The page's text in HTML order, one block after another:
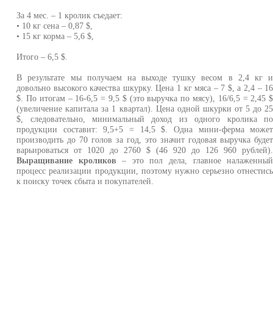
За 4 мес. – 1 кролик съедает:
• 10 кг сена – 0,87 $,
• 15 кг корма – 5,6 $,
Итого – 6,5 $.
В результате мы получаем на выходе тушку весом в 2,4 кг и
довольно высокого качества шкурку. Цена 1 кг мяса – 7 $, а 2,4 – 16
$. По итогам – 16-6,5 = 9,5 $ (это выручка по мясу), 16/6,5 = 2,45 $
(увеличение капитала за 1 квартал). Цена одной шкурки от 5 до 25
$, следовательно, минимальный доход из одного кролика по
продукции составит: 9,5+5 = 14,5 $. Одна мини-ферма может
производить до 70 голов за год, это значит годовая выручка будет
варьироваться от 1020 до 2760 $ (46 920 до 126 960 рублей).
Выращивание кроликов – это пол дела, главное налаженный
процесс реализации продукции, поэтому нужно серьезно отнестись
к поиску точек сбыта и покупателей.